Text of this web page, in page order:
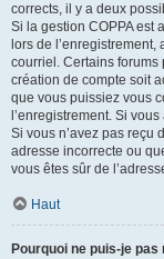
corrects, il y a deux
Si la gestion COPPA est
lors de
courriel. Certains
création de compte soit
que vous puissiez vous
l’enregistrement. Si
Si vous n’avez pas reçu
adresse incorrecte ou
vous êtes sûr de
Haut
Pourquoi ne puis-je